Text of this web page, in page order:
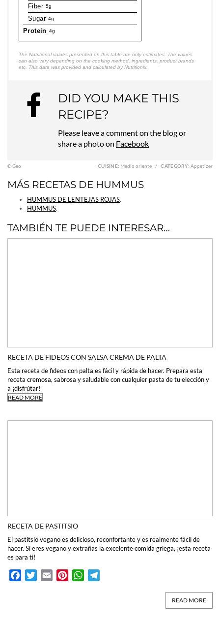
Fiber 5g
Sugar 4g
Protein 4g
The Nutritional values presented on this table are only estimates. The values
can also vary depending on the cooking method, ingredients, product brands
etc. This data was provided and calculated by Nutritionix.
DID YOU MAKE THIS
RECIPE?
Please leave a comment on the blog or
share a photo on Facebook
© Geo CUISINE: Medio oriente / CATEGORY: Appetizer
MÁS RECETAS DE HUMMUS
HUMMUS DE LENTEJAS ROJAS.
HUMMUS.
TAMBIÉN TE PUEDE INTERESAR…
RECETA DE FIDEOS CON SALSA CREMA DE PALTA
Esta receta de fideos con palta es fácil y rápida de hacer. Prepara esta
receta cremosa, sabrosa y saludable con cualquier pasta de tu elección y
a ¡disfrútar!
READ MORE
RECETA DE PASTITSIO
El pastitsio vegano es delicioso, reconfortante y es realmente fácil de
hacer. Si eres vegano y extrañas la excelente comida griega, ¡esta receta
es para ti!
FacebookTwitterEmail PinterestWhatsApp
READ MORE